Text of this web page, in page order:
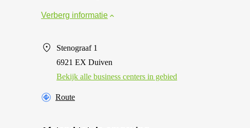
Verberg informatie
Stenograaf 1
6921 EX Duiven
Bekijk alle business centers in gebied
Route